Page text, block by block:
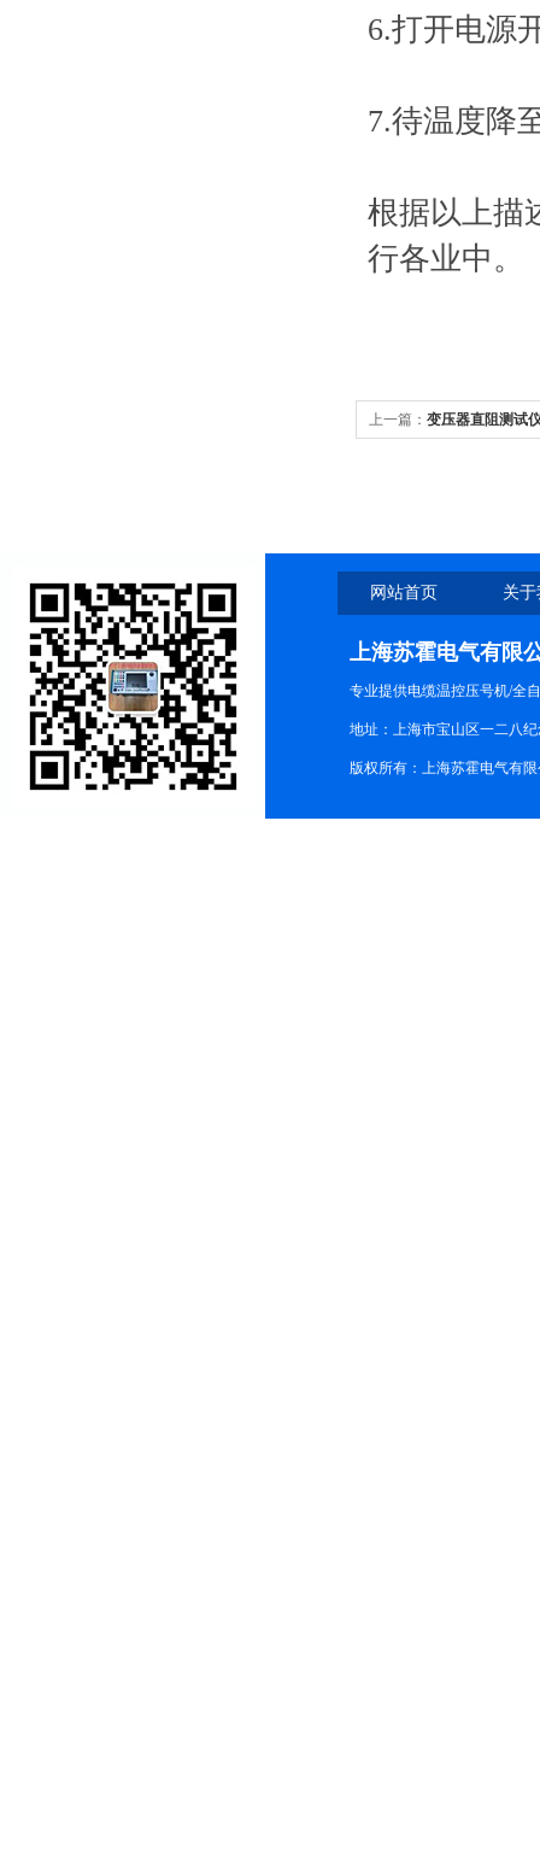
6.打开电源
7.待温度降
根据以上描
行各业中。
上一篇： 变压器直阻测试
网站首页 关
上海苏霍电气有限
专业提供电缆温控压号机/全
地址：上海市宝山区一二八纪
版权所有：上海苏霍电气有